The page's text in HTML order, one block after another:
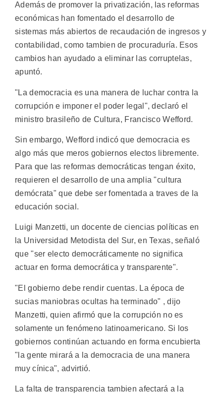
Además de promover la privatización, las reformas
económicas han fomentado el desarrollo de
sistemas más abiertos de recaudación de ingresos y
contabilidad, como tambien de procuraduría. Esos
cambios han ayudado a eliminar las corruptelas,
apuntó.
"La democracia es una manera de luchar contra la
corrupción e imponer el poder legal", declaró el
ministro brasileño de Cultura, Francisco Wefford.
Sin embargo, Wefford indicó que democracia es
algo más que meros gobiernos electos libremente.
Para que las reformas democráticas tengan éxito,
requieren el desarrollo de una amplia "cultura
demócrata" que debe ser fomentada a traves de la
educación social.
Luigi Manzetti, un docente de ciencias políticas en
la Universidad Metodista del Sur, en Texas, señaló
que "ser electo democráticamente no significa
actuar en forma democrática y transparente".
"El gobierno debe rendir cuentas. La época de
sucias maniobras ocultas ha terminado" , dijo
Manzetti, quien afirmó que la corrupción no es
solamente un fenómeno latinoamericano. Si los
gobiernos continúan actuando en forma encubierta
"la gente mirará a la democracia de una manera
muy cínica", advirtió.
La falta de transparencia tambien afectará a la